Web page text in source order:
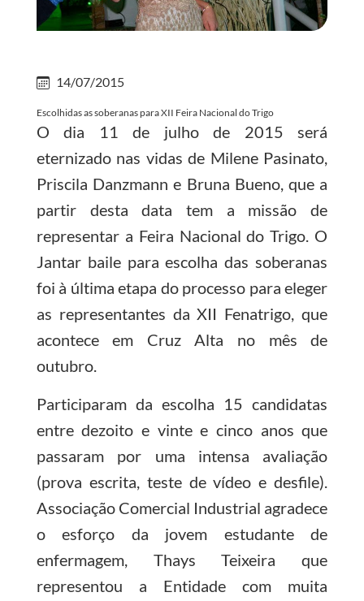
14/07/2015
Escolhidas as soberanas para XII Feira Nacional do Trigo
O dia 11 de julho de 2015 será
eternizado nas vidas de Milene Pasinato,
Priscila Danzmann e Bruna Bueno, que a
partir desta data tem a missão de
representar a Feira Nacional do Trigo. O
Jantar baile para escolha das soberanas
foi à última etapa do processo para eleger
as representantes da XII Fenatrigo, que
acontece em Cruz Alta no mês de
outubro.
Participaram da escolha 15 candidatas
entre dezoito e vinte e cinco anos que
passaram por uma intensa avaliação
(prova escrita, teste de vídeo e desfile).
Associação Comercial Industrial agradece
o esforço da jovem estudante de
enfermagem, Thays Teixeira que
representou a Entidade com muita